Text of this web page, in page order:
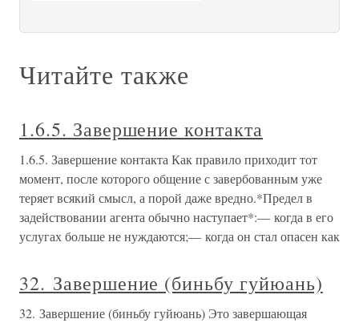
Читайте также
1.6.5. Завершение контакта
1.6.5. Завершение контакта Как правило приходит тот
момент, после которого общение с завербованным уже
теряет всякий смысл, а порой даже вредно.*Предел в
задействовании агента обычно наступает*:— когда в его
услугах больше не нуждаются;— когда он стал опасен как
32. Завершение (биньбу гуйюань)
32. Завершение (биньбу гуйюань) Это завершающая